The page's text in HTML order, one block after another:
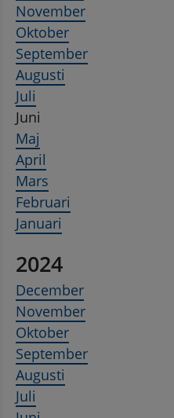
November
Oktober
September
Augusti
Juli
Juni
Maj
April
Mars
Februari
Januari
2024
December
November
Oktober
September
Augusti
Juli